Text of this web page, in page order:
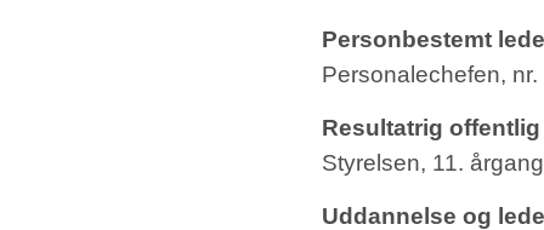
Personbestemt
Personalechefen,
Resultatrig
Styrelsen, 11.
Uddannelse og